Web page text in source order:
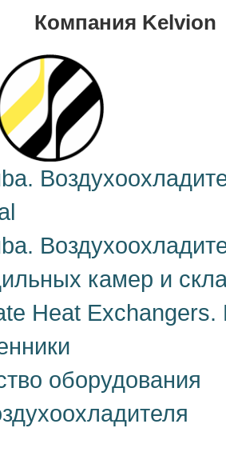
Компания Kelvion
камер и
Heat Exchangers.
оборудования